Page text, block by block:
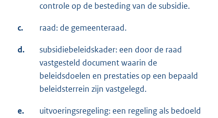
controle op de besteding van de subsidie.
c. raad: de gemeenteraad.
d.
subsidiebeleidskader: een door de raad
vastgesteld document waarin de
beleidsdoelen en prestaties op een bepaald
beleidsterrein zijn vastgelegd.
e.
uitvoeringsregeling: een regeling als bedoeld